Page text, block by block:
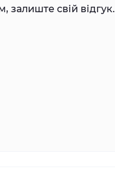
залиште свій відгук.